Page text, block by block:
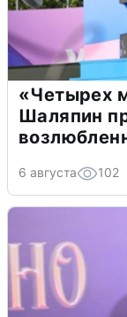
«Четырех
Шаляпин
6 августа 102